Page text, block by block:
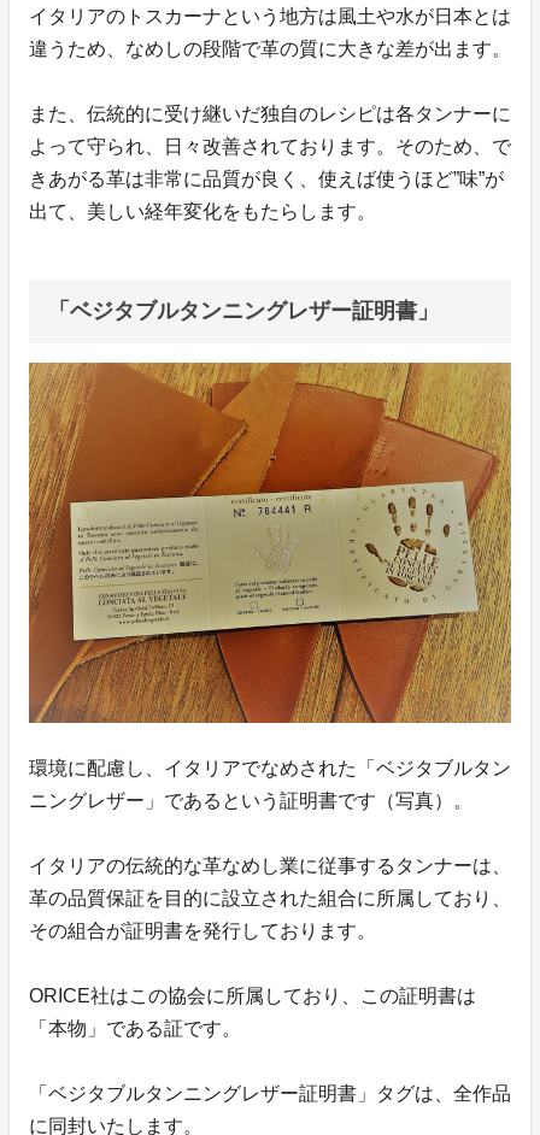
イタリアのトスカーナという地方は風土や水が日本とは
違うため、なめしの段階で革の質に大きな差が出ます。
また、伝統的に受け継いだ独自のレシピは各タンナーに
よって守られ、日々改善されております。そのため、で
きあがる革は非常に品質が良く、使えば使うほど”味”が
出て、美しい経年変化をもたらします。
「ベジタブルタンニングレザー証明書」
環境に配慮し、イタリアでなめされた「ベジタブルタン
ニングレザー」であるという証明書です（写真）。
イタリアの伝統的な革なめし業に従事するタンナーは、
革の品質保証を目的に設立された組合に所属しており、
その組合が証明書を発行しております。
ORICE社はこの協会に所属しており、この証明書は
「本物」である証です。
「ベジタブルタンニングレザー証明書」タグは、全作品
に同封いたします。